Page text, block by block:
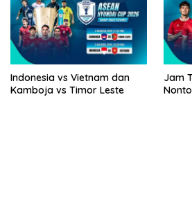
Indonesia vs Vietnam dan
Kamboja vs Timor Leste
Jam